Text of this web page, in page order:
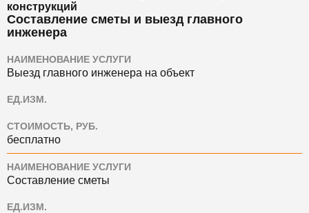
конструкций
Составление сметы и выезд главного
инженера
НАИМЕНОВАНИЕ УСЛУГИ
Выезд главного инженера на объект
ЕД.ИЗМ.
СТОИМОСТЬ, РУБ.
бесплатно
НАИМЕНОВАНИЕ УСЛУГИ
Составление сметы
ЕД.ИЗМ.